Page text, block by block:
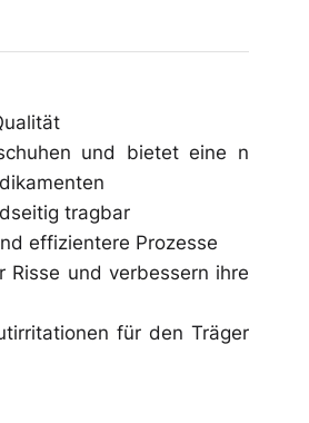
und bietet eine n
tragbar
effizientere Prozesse
Risse und verbessern ihre
für den Träger